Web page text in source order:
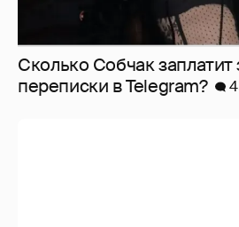
Сколько Собчак заплатит
перeписки в Telegram?
4